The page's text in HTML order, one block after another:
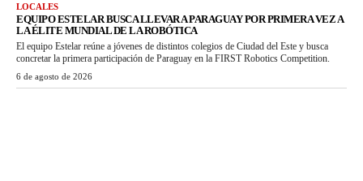
LOCALES
EQUIPO ESTELAR BUSCA LLEVAR A PARAGUAY POR PRIMERA VEZ A
LA ÉLITE MUNDIAL DE LA ROBÓTICA
El equipo Estelar reúne a jóvenes de distintos colegios de Ciudad del Este y busca
concretar la primera participación de Paraguay en la FIRST Robotics Competition.
6 de agosto de 2026